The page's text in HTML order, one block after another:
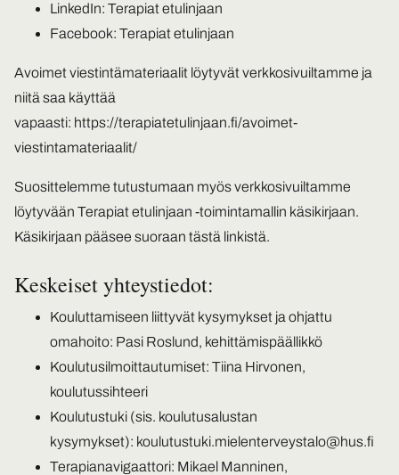
LinkedIn: Terapiat etulinjaan
Facebook: Terapiat etulinjaan
Avoimet viestintämateriaalit löytyvät verkkosivuiltamme ja
niitä saa käyttää
vapaasti: https://terapiatetulinjaan.fi/avoimet-
viestintamateriaalit/
Suosittelemme tutustumaan myös verkkosivuiltamme
löytyvään Terapiat etulinjaan -toimintamallin käsikirjaan.
Käsikirjaan pääsee suoraan tästä linkistä.
Keskeiset yhteystiedot:
Kouluttamiseen liittyvät kysymykset ja ohjattu
omahoito: Pasi Roslund, kehittämispäällikkö
Koulutusilmoittautumiset: Tiina Hirvonen,
koulutussihteeri
Koulutustuki (sis. koulutusalustan
kysymykset): koulutustuki.mielenterveystalo@hus.fi
Terapianavigaattori: Mikael Manninen,